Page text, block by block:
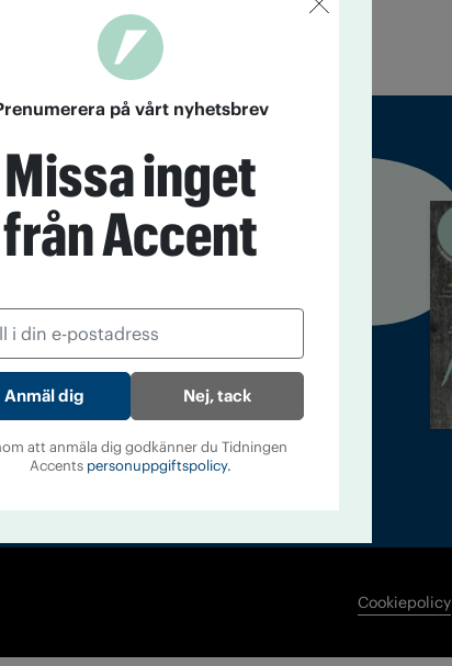
33 Stockholm
Janson Lundkvist,
Cookiepolicy
på vårt nyhetsbrev
Missa inget
från Accent
Nej, tack
att anmäla dig godkänner du Tidningen
Accents personuppgiftspolicy.